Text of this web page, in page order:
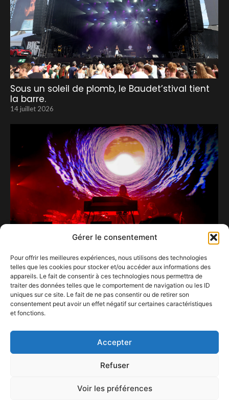
Gérer le consentement
Pour offrir les meilleures expériences, nous utilisons des technologies
telles que les cookies pour stocker et/ou accéder aux informations des
appareils. Le fait de consentir à ces technologies nous permettra de
traiter des données telles que le comportement de navigation ou les ID
uniques sur ce site. Le fait de ne pas consentir ou de retirer son
consentement peut avoir un effet négatif sur certaines caractéristiques
et fonctions.
Accepter
Refuser
Voir les préférences
Sous un soleil de plomb, le Baudet’stival tient
la barre.
14 juillet 2026
Bertrix en mode Baudet’stival by Bilia-Edmond
30 juillet 2022
Les rockeurs de Måneskin, grands gagnants de
25 mai 2021